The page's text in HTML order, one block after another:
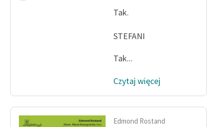
Logotypy
Materiały promocyjne
Tak.
STEFANI
Tak...
Czytaj więcej
Edmond Rostand